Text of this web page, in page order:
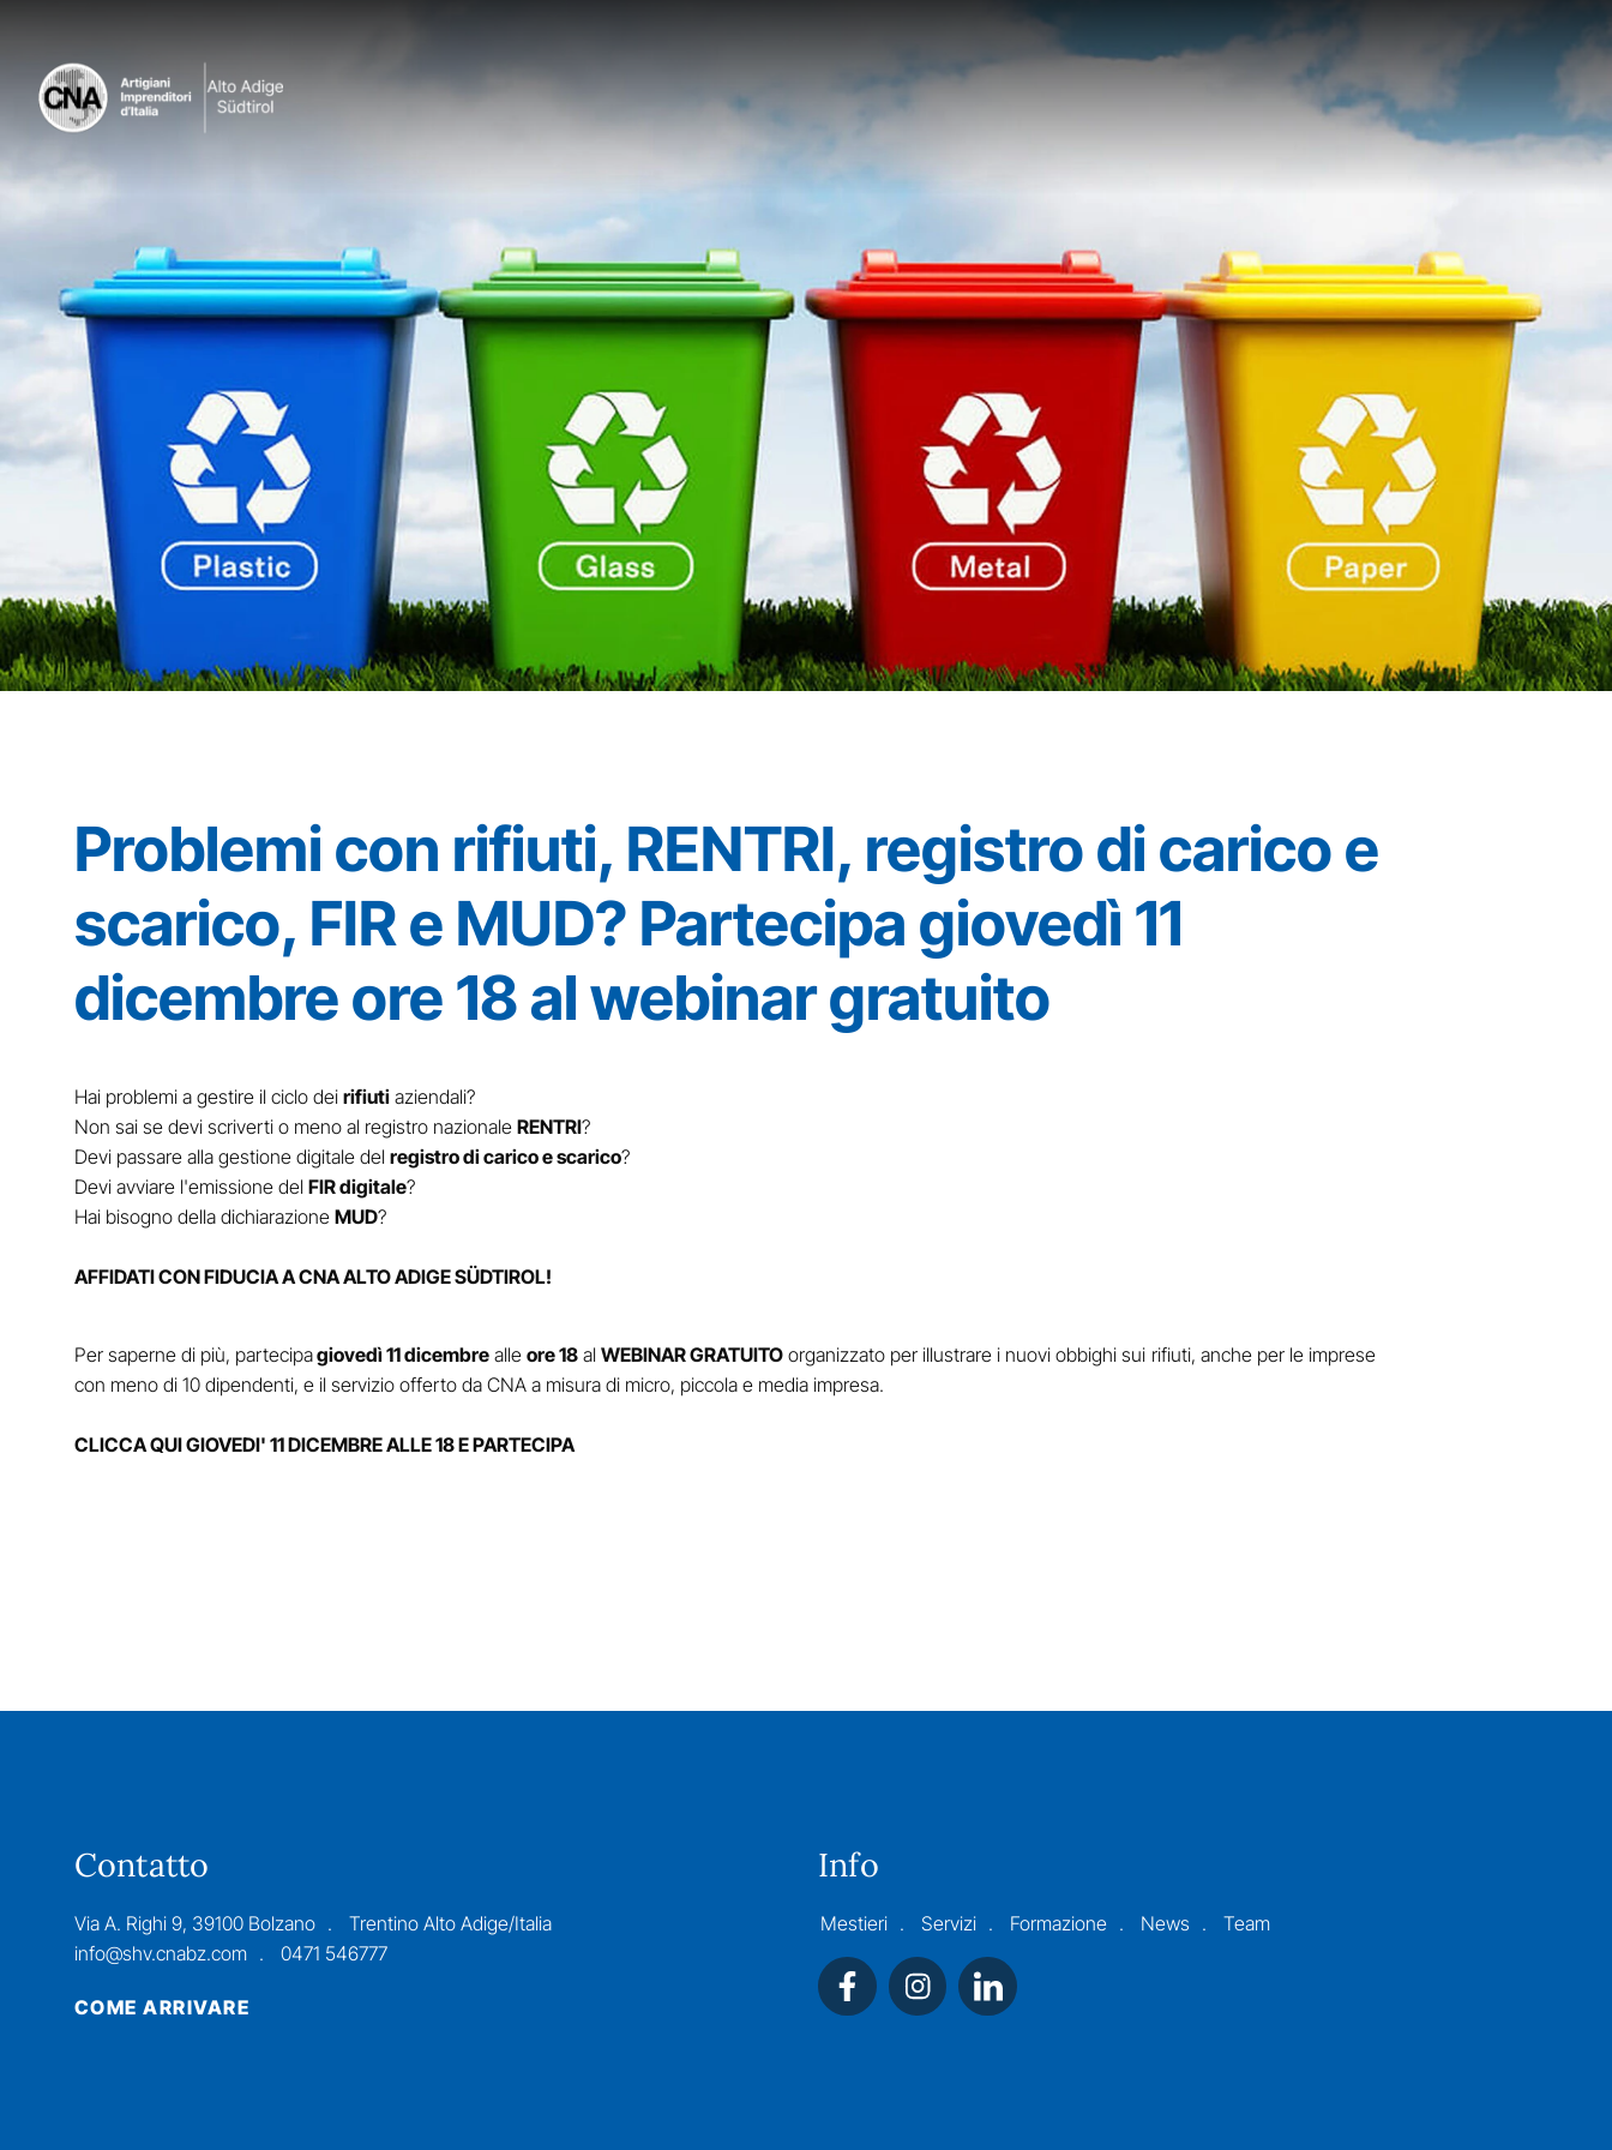
Problemi con rifiuti, RENTRI, registro di carico e
scarico, FIR e MUD? Partecipa giovedì 11
dicembre ore 18 al webinar gratuito
Hai problemi a gestire il ciclo dei rifiutiaziendali?
Non sai se devi scriverti o meno al registro nazionaleRENTRI?
Devi passare alla gestione digitale del registro di carico e scarico?
Devi avviare l'emissione del FIR digitale?
Hai bisogno della dichiarazione MUD?
AFFIDATI CON FIDUCIA A CNA ALTO ADIGE SÜDTIROL!
Per saperne di più, partecipagiovedì 11 dicembre alleore 18 alWEBINAR GRATUITO organizzato per illustrare i nuovi obbighi sui rifiuti, anche per le imprese
con meno di 10 dipendenti, e il servizio offerto da CNA a misura di micro, piccola e media impresa.
CLICCA QUI GIOVEDI' 11 DICEMBRE ALLE 18 E PARTECIPA
Contatto
Via A. Righi 9, 39100 Bolzano
Trentino Alto Adige/Italia
info@shv.cnabz.com
0471 546777
COME ARRIVARE
Info
Mestieri Servizi Formazione News Team